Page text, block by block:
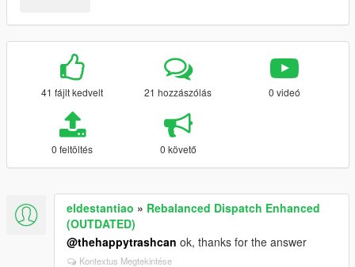
41 fájlt kedvelt 21 hozzászólás 0 videó
0 feltöltés 0 követő
eldestantiao » Rebalanced Dispatch Enhanced
(OUTDATED)
@thehappytrashcan ok, thanks for the answer
Kontextus Megtekintése